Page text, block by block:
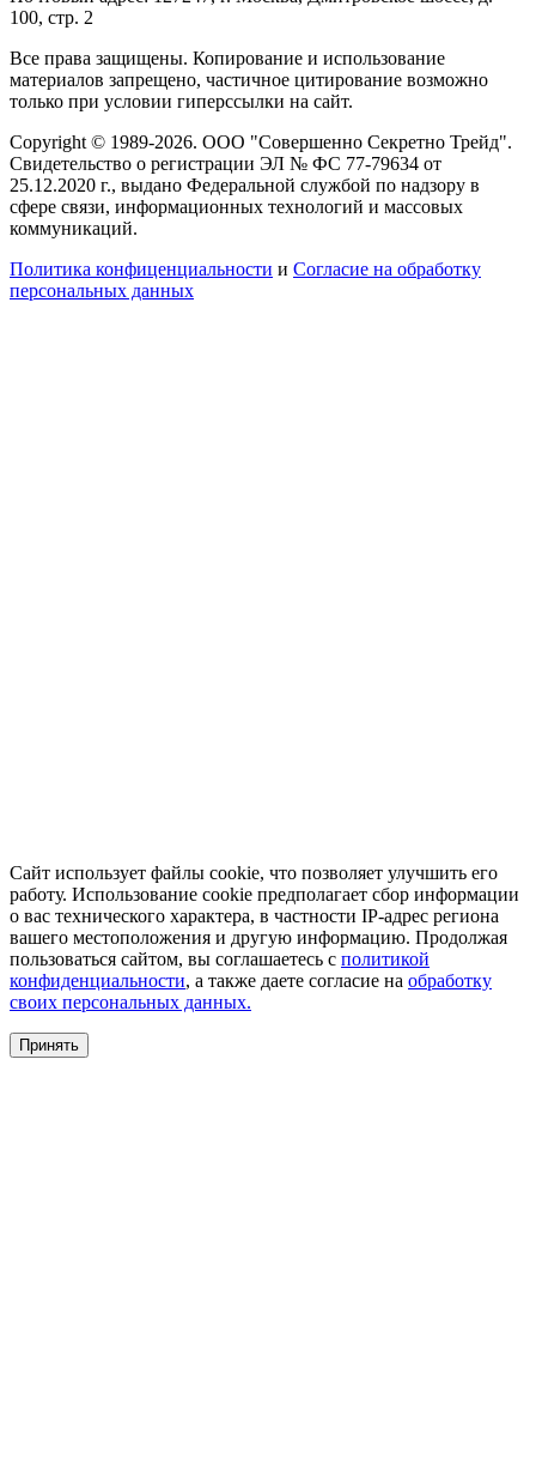
100, стр. 2
Все права защищены. Копирование и использование
материалов запрещено, частичное цитирование возможно
только при условии гиперссылки на сайт.
Copyright © 1989-2026. ООО "Совершенно Секретно Трейд".
Свидетельство о регистрации ЭЛ № ФС 77-79634 от
25.12.2020 г., выдано Федеральной службой по надзору в
сфере связи, информационных технологий и массовых
коммуникаций.
Политика конфиценциальности и Согласие на обработку
персональных данных
Сайт использует файлы cookie, что позволяет улучшить его
работу. Использование cookie предполагает сбор информации
о вас технического характера, в частности IP-адрес региона
вашего местоположения и другую информацию. Продолжая
пользоваться сайтом, вы соглашаетесь с политикой
конфиденциальности, а также даете согласие на обработку
своих персональных данных.
Принять